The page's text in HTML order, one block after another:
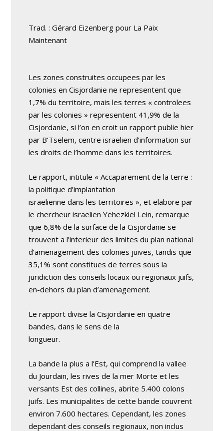
Trad. : Gérard Eizenberg pour La Paix
Maintenant
Les zones construites occupees par les
colonies en Cisjordanie ne representent que
1,7% du territoire, mais les terres « controlees
par les colonies » representent 41,9% de la
Cisjordanie, si l’on en croit un rapport publie hier
par B’Tselem, centre israelien d’information sur
les droits de l’homme dans les territoires.
Le rapport, intitule « Accaparement de la terre :
la politique d’implantation
israelienne dans les territoires », et elabore par
le chercheur israelien Yehezkiel Lein, remarque
que 6,8% de la surface de la Cisjordanie se
trouvent a l’interieur des limites du plan national
d’amenagement des colonies juives, tandis que
35,1% sont constitues de terres sous la
juridiction des conseils locaux ou regionaux juifs,
en-dehors du plan d’amenagement.
Le rapport divise la Cisjordanie en quatre
bandes, dans le sens de la
longueur.
La bande la plus a l’Est, qui comprend la vallee
du Jourdain, les rives de la mer Morte et les
versants Est des collines, abrite 5.400 colons
juifs. Les municipalites de cette bande couvrent
environ 7.600 hectares. Cependant, les zones
dependant des conseils regionaux, non inclus